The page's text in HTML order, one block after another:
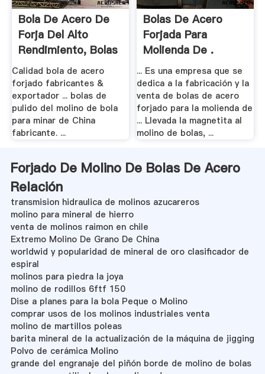
Bola De Acero De
Forja Del Alto
Rendimiento, Bolas
.
Calidad bola de acero
forjado fabricantes &
exportador ... bolas de
pulido del molino de bola
para minar de China
fabricante. ...
Bolas De Acero
Forjada Para
Molienda De .
... Es una empresa que se
dedica a la fabricación y la
venta de bolas de acero
forjado para la molienda de
... Llevada la magnetita al
molino de bolas, ...
Forjado De Molino De Bolas De Acero
Relación
transmision hidraulica de molinos azucareros
molino para mineral de hierro
venta de molinos raimon en chile
Extremo Molino De Grano De China
worldwid y popularidad de mineral de oro clasificador de
espiral
molinos para piedra la joya
molino de rodillos 6ftf 150
Dise a planes para la bola Peque o Molino
comprar usos de los molinos industriales venta
molino de martillos poleas
barita mineral de la actualización de la máquina de jigging
Polvo de cerámica Molino
grande del engranaje del piñón borde de molino de bolas